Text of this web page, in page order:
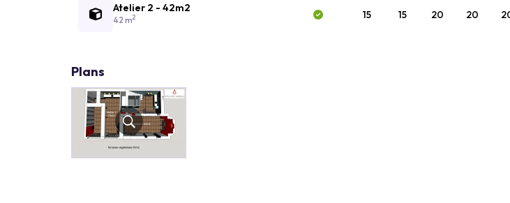
Atelier 2 - 42m2
42 m2 15 15 20 20
Plans